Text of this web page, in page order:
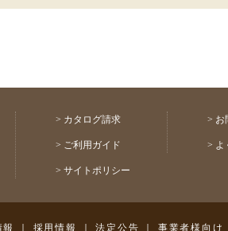
07月17日 ◆お盆休み中の配送スケジ
> カタログ請求
> ご利用ガイド
> サイトポリシー
> お
> よ
株式会社コモ
｜ 採用情報 ｜法定公告 ｜ 事業者様向け